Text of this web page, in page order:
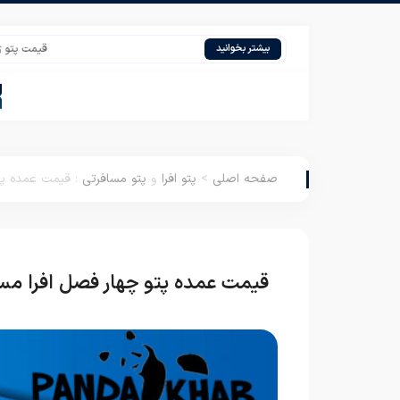
بیشتر بخوانید قیمت پتو ژله ای
صفحه اصلی > پتو افرا و پتو مسافرتی : قیمت عمده
قیمت عمده پتو چهار فصل افرا